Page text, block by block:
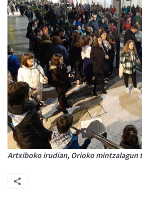
Artxiboko irudian, Orioko mintzalagun